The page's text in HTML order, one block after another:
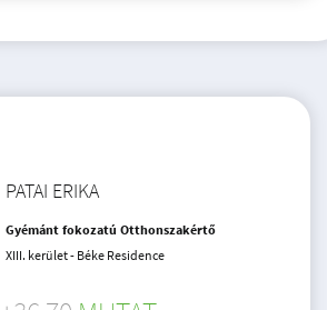
PATAI ERIKA
Gyémánt fokozatú Otthonszakértő
XIII. kerület - Béke Residence